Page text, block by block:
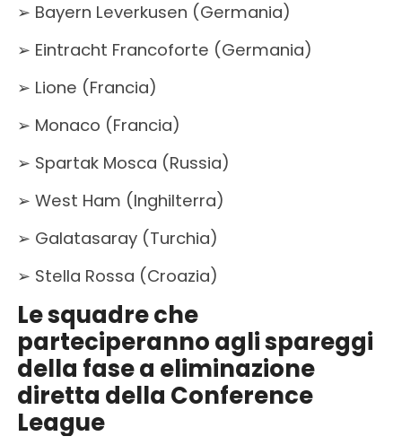
➢ Bayern Leverkusen (Germania)
➢ Eintracht Francoforte (Germania)
➢ Lione (Francia)
➢ Monaco (Francia)
➢ Spartak Mosca (Russia)
➢ West Ham (Inghilterra)
➢ Galatasaray (Turchia)
➢ Stella Rossa (Croazia)
Le squadre che
parteciperanno agli spareggi
della fase a eliminazione
diretta della Conference
League